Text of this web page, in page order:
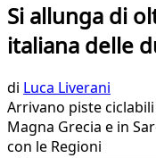
Si allunga di
italiana delle
di Luca Liverani
Arrivano piste
Magna Grecia e in
con le Regioni